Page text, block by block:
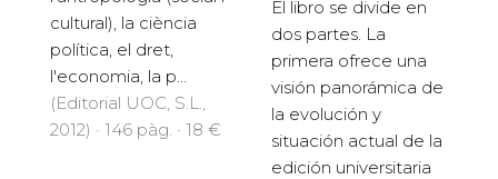
cultural), la ciència
política, el dret,
l'economia, la p...
(Editorial UOC, S.L.,
2012) · 146 pàg. · 18 €
El libro se divide en
dos partes. La
primera ofrece una
visión panorámica de
la evolución y
situación actual de la
edición universitaria